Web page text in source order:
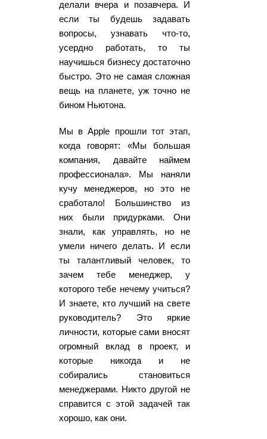
делали вчера и позавчера. И
если ты будешь задавать
вопросы, узнавать что-то,
усердно работать, то ты
научишься бизнесу достаточно
быстро. Это не самая сложная
вещь на планете, уж точно не
бином Ньютона.
Мы в Apple прошли тот этап,
когда говорят: «Мы большая
компания, давайте наймем
профессионала». Мы наняли
кучу менеджеров, но это не
сработало! Большинство из
них были придурками. Они
знали, как управлять, но не
умели ничего делать. И если
ты талантливый человек, то
зачем тебе менеджер, у
которого тебе нечему учиться?
И знаете, кто лучший на свете
руководитель? Это яркие
личности, которые сами вносят
огромный вклад в проект, и
которые никогда и не
собирались становиться
менеджерами. Никто другой не
справится с этой задачей так
хорошо, как они.